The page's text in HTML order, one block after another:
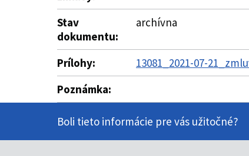
Stav
dokumentu:
archívna
Prílohy:
13081_2021-07-
Poznámka:
Boli tieto informácie pre vás užitočné?